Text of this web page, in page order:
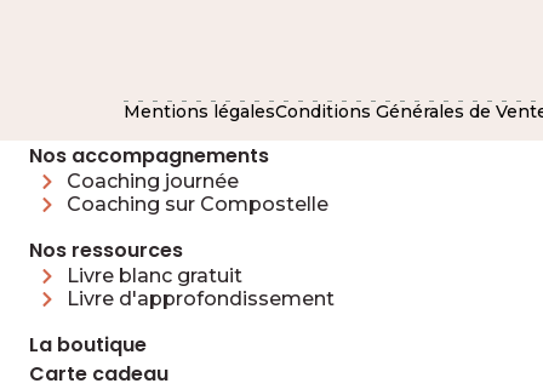
Mentions légalesConditions Générales de
Nos accompagnements
Coaching journée
Coaching sur Compostelle
Nos ressources
Livre blanc gratuit
Livre d'approfondissement
La boutique
Carte cadeau